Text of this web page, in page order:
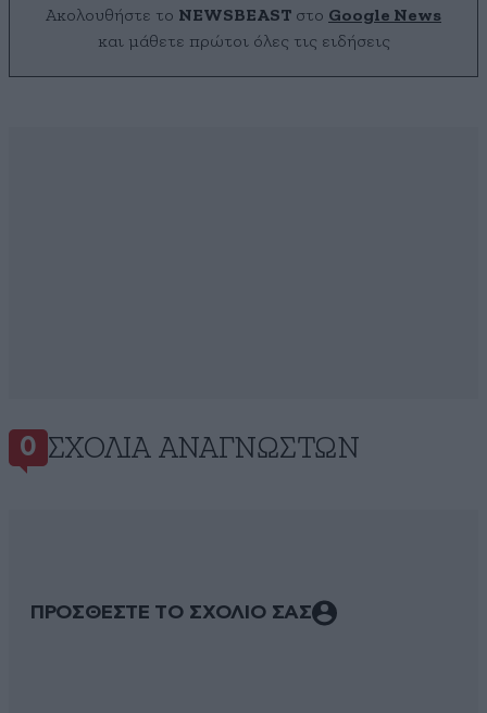
Ακολουθήστε το NEWSBEAST στο Google News
και μάθετε πρώτοι όλες τις ειδήσεις
0 ΣΧΌΛΙΑ ΑΝΑΓΝΩΣΤΏΝ
ΠΡΟΣΘΕΣΤΕ ΤΟ ΣΧΟΛΙΟ ΣΑΣ